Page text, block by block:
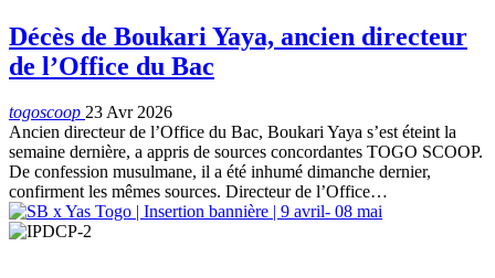
Décès de Boukari Yaya, ancien directeur
de l’Office du Bac
togoscoop 23 Avr 2026
Ancien directeur de l’Office du Bac, Boukari Yaya s’est éteint la
semaine dernière, a appris de sources concordantes TOGO SCOOP.
De confession musulmane, il a été inhumé dimanche dernier,
confirment les mêmes sources. Directeur de l’Office…